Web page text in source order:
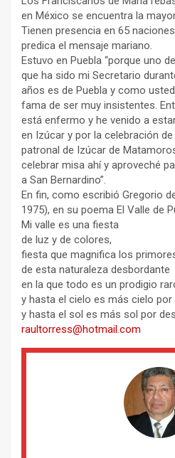
en México se encuentra la
Tienen presencia en 65
predica el mensaje mariano.
Estuvo en Puebla “porque uno
que ha sido mi Secretario
años es de Puebla y como
fama de ser muy insistentes.
está enfermo y he venido a
en Izúcar y por la celebración
patronal de Izúcar de
celebrar misa ahí y aproveché
a San Bernardino”.
En fin, como escribió Gregorio
1975), en su poema El Valle de
Mi valle es una fiesta
de luz y de colores,
fiesta que magnifica los
de esta naturaleza desbordante
en la que todo es un prodigio
y hasta el cielo es más cielo por
y hasta el sol es más sol por
raultorress@hotmail.com